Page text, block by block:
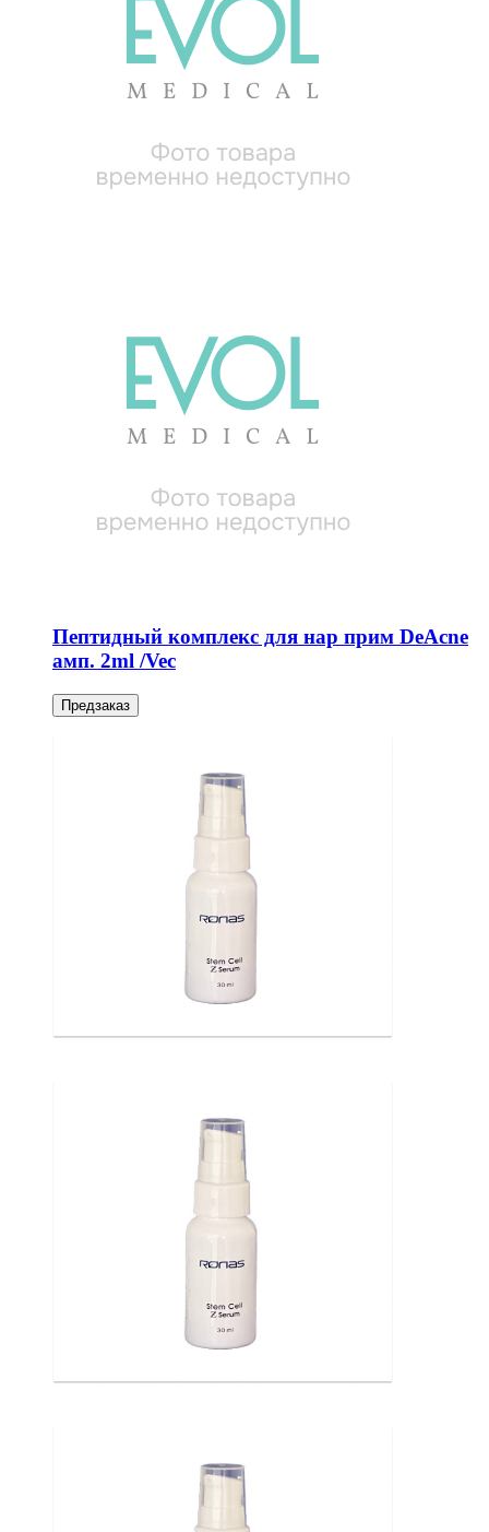
Пептидный комплекс для нар прим DeAcne
амп. 2ml /Vec
Предзаказ